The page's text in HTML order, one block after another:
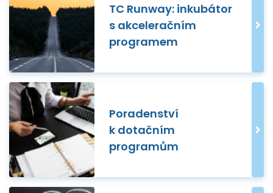
TC Runway: inkubátor
s akceleračním
programem
Poradenství
k dotačním
programům